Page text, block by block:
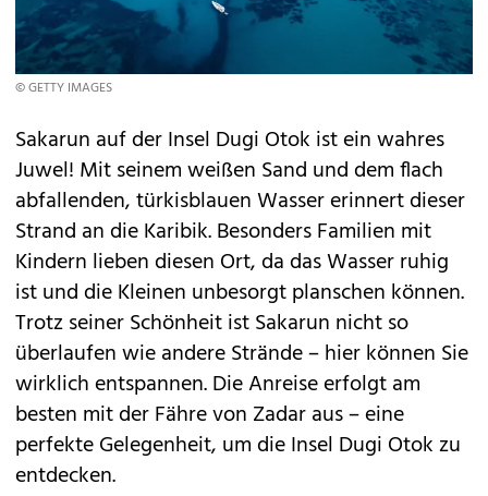
© GETTY IMAGES
Sakarun auf der Insel Dugi Otok ist ein wahres
Juwel! Mit seinem weißen Sand und dem flach
abfallenden, türkisblauen Wasser erinnert dieser
Strand an die Karibik. Besonders Familien mit
Kindern lieben diesen Ort, da das Wasser ruhig
ist und die Kleinen unbesorgt planschen können.
Trotz seiner Schönheit ist Sakarun nicht so
überlaufen wie andere Strände – hier können Sie
wirklich entspannen. Die Anreise erfolgt am
besten mit der Fähre von Zadar aus – eine
perfekte Gelegenheit, um die Insel Dugi Otok zu
entdecken.